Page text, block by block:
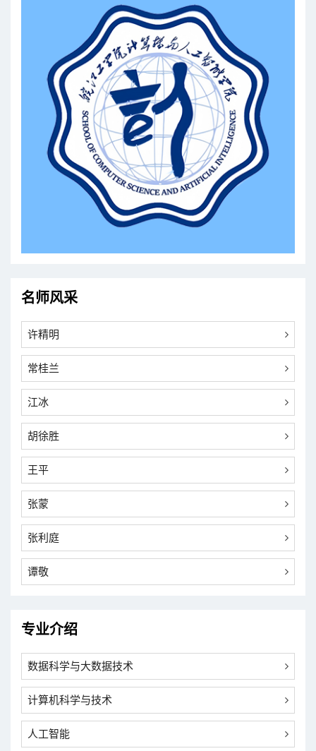
名师风采
许精明
常桂兰
江冰
胡徐胜
王平
张蒙
张利庭
谭敬
专业介绍
数据科学与大数据技术
计算机科学与技术
人工智能